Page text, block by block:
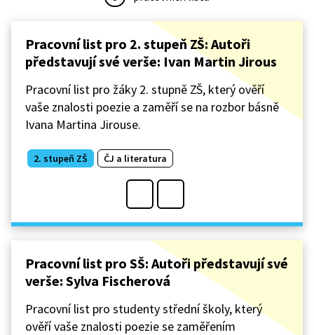
Pracovní list pro 2. stupeň ZŠ: Autoři
představují své verše: Ivan Martin Jirous
Pracovní list pro žáky 2. stupně ZŠ, který ověří
vaše znalosti poezie a zaměří se na rozbor básně
Ivana Martina Jirouse.
2. stupeň ZŠ ČJ a literatura
Pracovní list pro SŠ: Autoři představují své
verše: Sylva Fischerová
Pracovní list pro studenty střední školy, který
ověří vaše znalosti poezie se zaměřením